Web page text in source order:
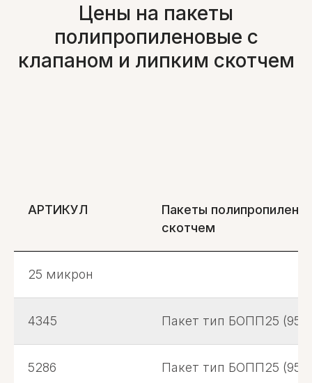
Цены на пакеты
полипропиленовые с
клапаном и липким скотчем
АРТИКУЛ
Пакеты
скотчем
25 микрон
4345 Пакет тип БОПП25
5286 Пакет тип БОПП25